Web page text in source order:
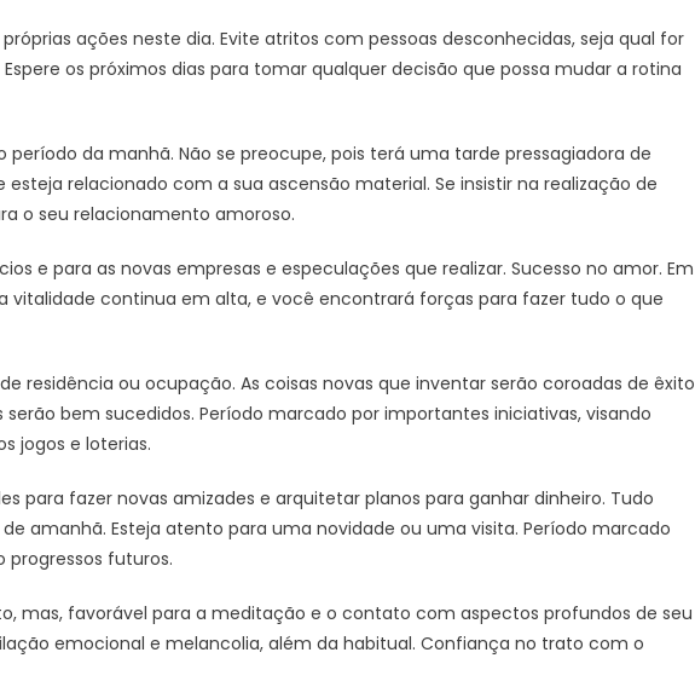
ações neste dia. Evite atritos com pessoas desconhecidas, seja qual for
os próximos dias para tomar qualquer decisão que possa mudar a rotina
período da manhã. Não se preocupe, pois terá uma tarde pressagiadora de
relacionado com a sua ascensão material. Se insistir na realização de
o seu relacionamento amoroso.
e para as novas empresas e especulações que realizar. Sucesso no amor. Em
vitalidade continua em alta, e você encontrará forças para fazer tudo o que
residência ou ocupação. As coisas novas que inventar serão coroadas de êxito
serão bem sucedidos. Período marcado por importantes iniciativas, visando
jogos e loterias.
para fazer novas amizades e arquitetar planos para ganhar dinheiro. Tudo
amanhã. Esteja atento para uma novidade ou uma visita. Período marcado
progressos futuros.
mas, favorável para a meditação e o contato com aspectos profundos de seu
emocional e melancolia, além da habitual. Confiança no trato com o